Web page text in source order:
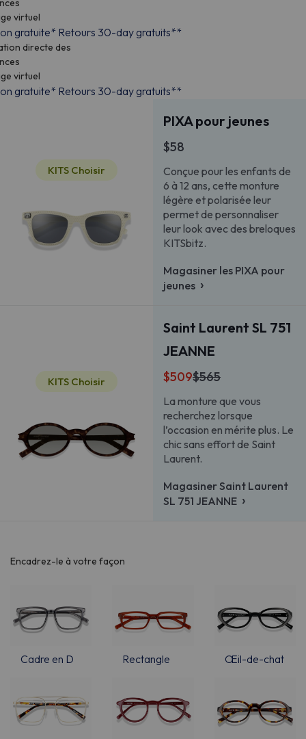
virtuel
gratuite* Retours 30-day gratuits**
directe des
virtuel
gratuite* Retours 30-day gratuits**
KITS Choisir
PIXA pour jeunes
$58
Conçue pour les enfants de
6 à 12 ans, cette monture
légère et polarisée leur
permet de personnaliser
leur look avec des breloques
KITSbitz.
Magasiner les PIXA pour
jeunes ›
KITS Choisir
Saint Laurent SL 751
JEANNE
$509$565
La monture que vous
recherchez lorsque
l’occasion en mérite plus. Le
chic sans effort de Saint
Laurent.
Magasiner Saint Laurent
SL 751 JEANNE ›
Encadrez-le à votre façon
Cadre en D Rectangle Œil-de-chat